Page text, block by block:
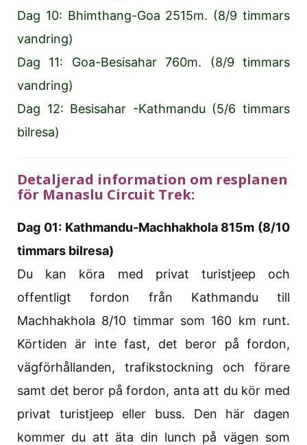
Dag 10: Bhimthang-Goa 2515m. (8/9 timmars
vandring)
Dag 11: Goa-Besisahar 760m. (8/9 timmars
vandring)
Dag 12: Besisahar -Kathmandu (5/6 timmars
bilresa)
Detaljerad information om resplanen
för Manaslu Circuit Trek:
Dag 01: Kathmandu-Machhakhola 815m (8/10
timmars bilresa)
Du kan köra med privat turistjeep och
offentligt fordon från Kathmandu till
Machhakhola 8/10 timmar som 160 km runt.
Körtiden är inte fast, det beror på fordon,
vägförhållanden, trafikstockning och förare
samt det beror på fordon, anta att du kör med
privat turistjeep eller buss. Den här dagen
kommer du att äta din lunch på vägen som